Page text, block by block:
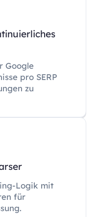
Google
pro SERP
zu
Logik mit
für